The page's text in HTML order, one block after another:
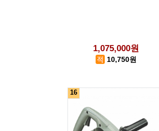
1,075,000원
10,750원
16